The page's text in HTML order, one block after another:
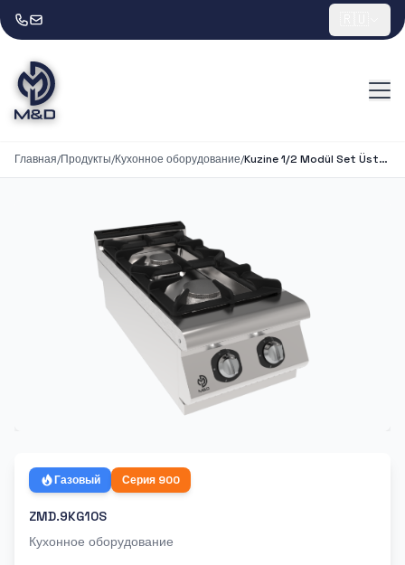
Главная/Продукты/Кухонное оборудование/ Kuzine 1/2 Modül Set Üstü 2 Gözlü
Газовый Серия 900
ZMD.9KG10S
Кухонное оборудование